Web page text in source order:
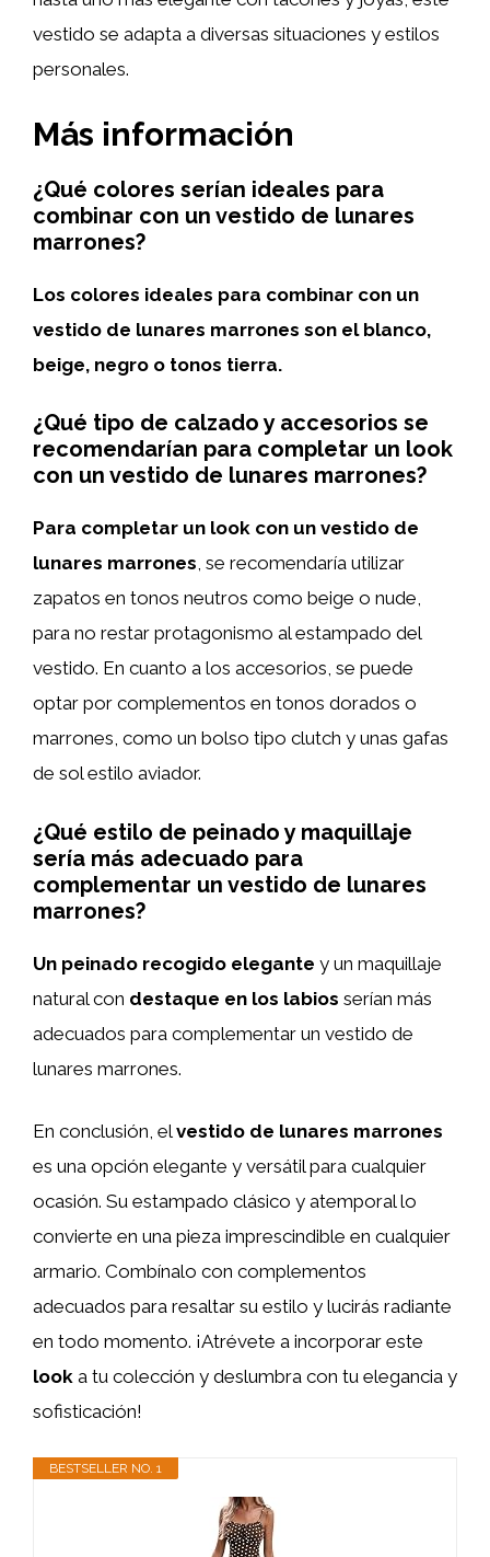
vestido se adapta a diversas situaciones y estilos
personales.
Más información
¿Qué colores serían ideales para
combinar con un vestido de lunares
marrones?
Los colores ideales para combinar con un
vestido de lunares marrones son el blanco,
beige, negro o tonos tierra.
¿Qué tipo de calzado y accesorios se
recomendarían para completar un look
con un vestido de lunares marrones?
Para completar un look con un vestido de
lunares marrones, se recomendaría utilizar
zapatos en tonos neutros como beige o nude,
para no restar protagonismo al estampado del
vestido. En cuanto a los accesorios, se puede
optar por complementos en tonos dorados o
marrones, como un bolso tipo clutch y unas gafas
de sol estilo aviador.
¿Qué estilo de peinado y maquillaje
sería más adecuado para
complementar un vestido de lunares
marrones?
Un peinado recogido elegante y un maquillaje
natural con destaque en los labios serían más
adecuados para complementar un vestido de
lunares marrones.
En conclusión, elvestido de lunares marrones
es una opción elegante y versátil para cualquier
ocasión. Su estampado clásico y atemporal lo
convierte en una pieza imprescindible en cualquier
armario. Combínalo con complementos
adecuados para resaltar su estilo y lucirás radiante
en todo momento. ¡Atrévete a incorporar este
look a tu colección y deslumbra con tu elegancia y
sofisticación!
BESTSELLER NO. 1